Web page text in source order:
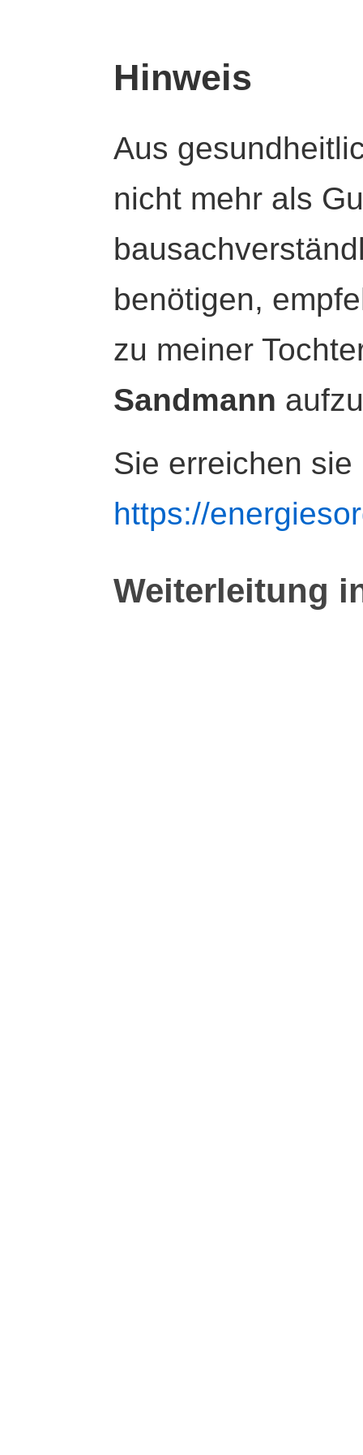
Hinweis
Aus
nicht mehr als
benötigen,
zu meiner
Sandmann
Sie erreichen sie
https://
Weiterleitung